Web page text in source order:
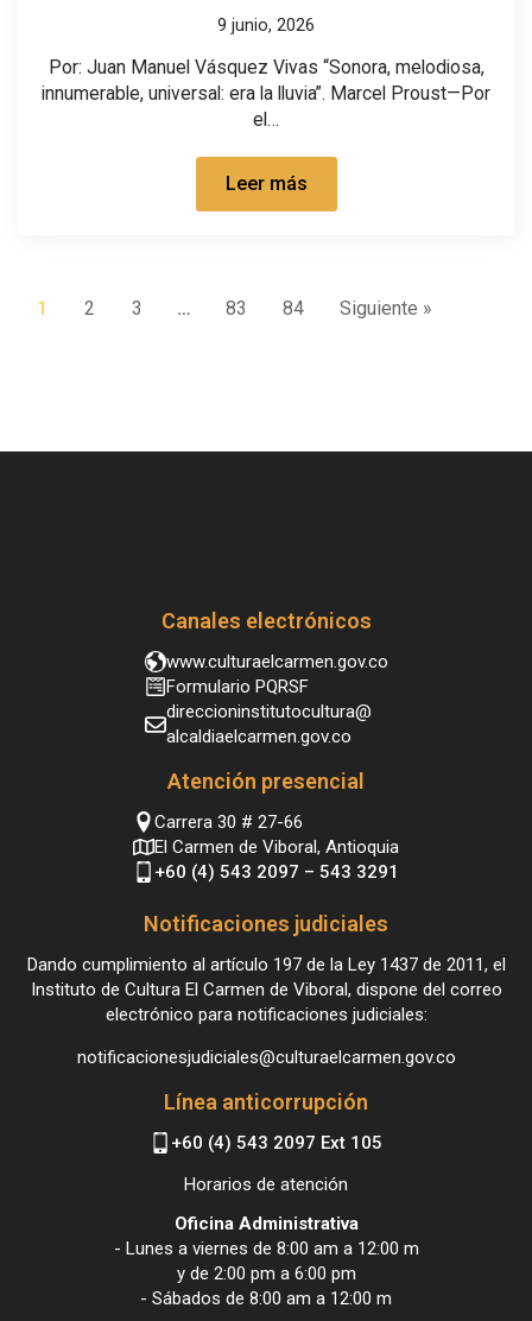
9 junio, 2026
Por: Juan Manuel Vásquez Vivas “Sonora, melodiosa,
innumerable, universal: era la lluvia”. Marcel Proust—Por
el…
Leer más
1 2 3 … 83 84 Siguiente »
Canales electrónicos
www.culturaelcarmen.gov.co
Formulario PQRSF
direccioninstitutocultura@
alcaldiaelcarmen.gov.co
Atención presencial
Carrera 30 # 27-66
El Carmen de Viboral, Antioquia
+60 (4) 543 2097 – 543 3291
Notificaciones judiciales
Dando cumplimiento al artículo 197 de la Ley 1437 de 2011, el
Instituto de Cultura El Carmen de Viboral, dispone del correo
electrónico para notificaciones judiciales:
notificacionesjudiciales@culturaelcarmen.gov.co
Línea anticorrupción
+60 (4) 543 2097 Ext 105
Horarios de atención
Oficina Administrativa
- Lunes a viernes de 8:00 am a 12:00 m
y de 2:00 pm a 6:00 pm
- Sábados de 8:00 am a 12:00 m